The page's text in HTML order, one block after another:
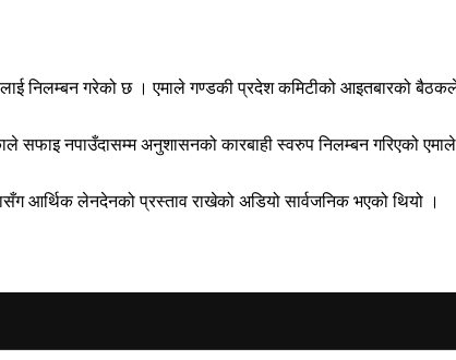
निलम्बन गरेको छ । एमाले गण्डकी प्रदेश कमिटीको आइतबारको
सफाइ नपाउँदासम्म अनुशासनको कारबाही स्वरुप निलम्बन गरिएको
आर्थिक लेनदेनको प्रस्ताव राखेको अडियो सार्वजनिक भएको थियो ।